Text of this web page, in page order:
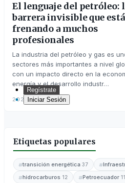
Regístrate
Iniciar Sesión
Inicio
El lenguaje del petróleo:
barrera invisible que está
frenando a muchos
profesionales
La industria del petróleo y gas es
sectores más importantes a nivel
con un impacto directo en la
energía y el desarrollo industr…
2026-04-20
Etiquetas populares
transición energética 37
hidrocarburos 12 Petroecuador 11